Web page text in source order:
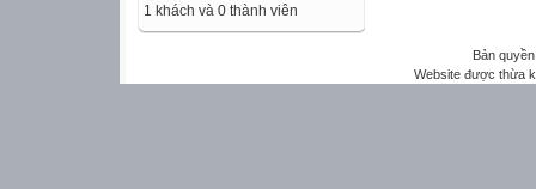
1 khách và 0 thành viên
Bản
Website được thừa